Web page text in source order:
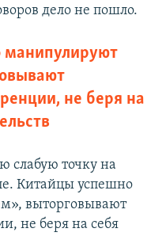
дело не пошло.
не беря на
слабую точку на
Китайцы успешно
выторговывают
не беря на себя